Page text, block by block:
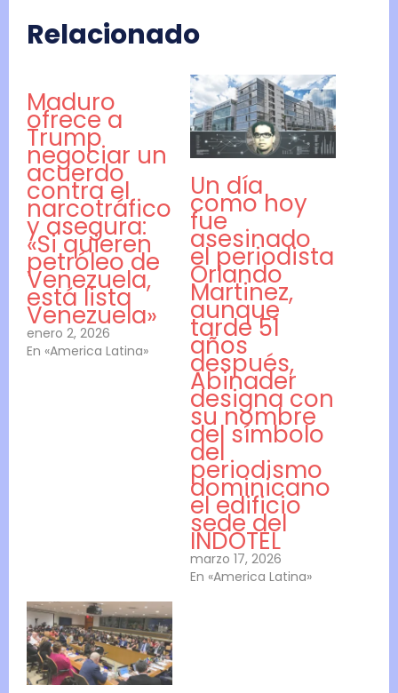
Relacionado
Maduro
ofrece a
Trump
negociar un
acuerdo
contra el
narcotráfico
y asegura:
«Si quieren
petróleo de
Venezuela,
está lista
Venezuela»
enero 2, 2026
En «America Latina»
Un día
como hoy
fue
asesinado
el periodista
Orlando
Martinez,
aunque
tarde 51
años
después,
Abinader
designa con
su nombre
del símbolo
del
periodismo
dominicano
el edificio
sede del
INDOTEL
marzo 17, 2026
En «America Latina»